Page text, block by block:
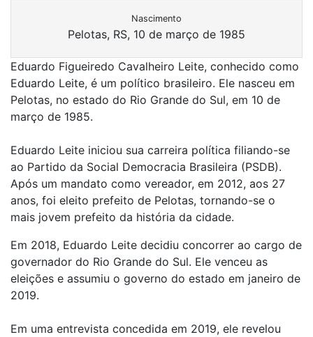
Eduardo Figueiredo Cavalheiro Leite, conhecido como
Eduardo Leite, é um político brasileiro. Ele nasceu em
Pelotas, no estado do Rio Grande do Sul, em 10 de
março de 1985.
Eduardo Leite iniciou sua carreira política filiando-se
ao Partido da Social Democracia Brasileira (PSDB).
Após um mandato como vereador, em 2012, aos 27
anos, foi eleito prefeito de Pelotas, tornando-se o
mais jovem prefeito da história da cidade.
Em 2018, Eduardo Leite decidiu concorrer ao cargo de
governador do Rio Grande do Sul. Ele venceu as
eleições e assumiu o governo do estado em janeiro de
2019.
Em uma entrevista concedida em 2019, ele revelou
Nascimento
Pelotas, RS, 10 de março de 1985